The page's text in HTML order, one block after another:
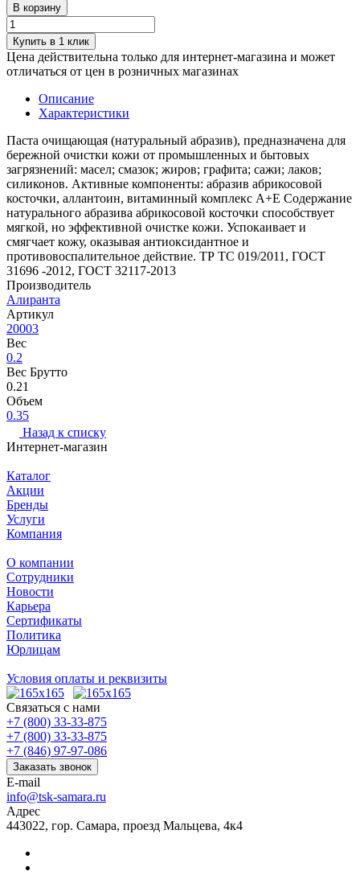
В корзину
Купить в 1 клик
Цена действительна только для интернет-магазина и может
отличаться от цен в розничных магазинах
Описание
Характеристики
Паста очищающая (натуральный абразив), предназначена для
бережной очистки кожи от промышленных и бытовых
загрязнений: масел; смазок; жиров; графита; сажи; лаков;
силиконов. Активные компоненты: абразив абрикосовой
косточки, аллантоин, витаминный комплекс А+Е Содержание
натурального абразива абрикосовой косточки способствует
мягкой, но эффективной очистке кожи. Успокаивает и
смягчает кожу, оказывая антиоксидантное и
противовоспалительное действие. ТР ТС 019/2011, ГОСТ
31696 -2012, ГОСТ 32117-2013
Производитель
Алиранта
Артикул
20003
Вес
0.2
Вес Брутто
0.21
Объем
0.35
Назад к списку
Интернет-магазин
Каталог
Акции
Бренды
Услуги
Компания
О компании
Сотрудники
Новости
Карьера
Сертификаты
Политика
Юрлицам
Условия оплаты и реквизиты
Связаться с нами
+7 (800) 33-33-875
+7 (800) 33-33-875
+7 (846) 97-97-086
Заказать звонок
E-mail
info@tsk-samara.ru
Адрес
443022, гор. Самара, проезд Мальцева, 4к4